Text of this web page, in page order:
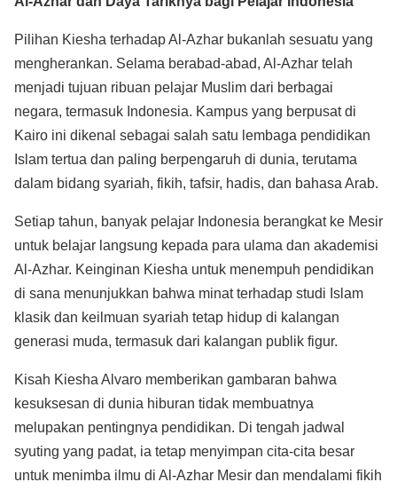
Pilihan Kiesha terhadap Al-Azhar bukanlah sesuatu yang
mengherankan. Selama berabad-abad, Al-Azhar telah
menjadi tujuan ribuan pelajar Muslim dari berbagai
negara, termasuk Indonesia. Kampus yang berpusat di
Kairo ini dikenal sebagai salah satu lembaga pendidikan
Islam tertua dan paling berpengaruh di dunia, terutama
dalam bidang syariah, fikih, tafsir, hadis, dan bahasa Arab.
Setiap tahun, banyak pelajar Indonesia berangkat ke Mesir
untuk belajar langsung kepada para ulama dan akademisi
Al-Azhar. Keinginan Kiesha untuk menempuh pendidikan
di sana menunjukkan bahwa minat terhadap studi Islam
klasik dan keilmuan syariah tetap hidup di kalangan
generasi muda, termasuk dari kalangan publik figur.
Kisah Kiesha Alvaro memberikan gambaran bahwa
kesuksesan di dunia hiburan tidak membuatnya
melupakan pentingnya pendidikan. Di tengah jadwal
syuting yang padat, ia tetap menyimpan cita-cita besar
untuk menimba ilmu di Al-Azhar Mesir dan mendalami fikih